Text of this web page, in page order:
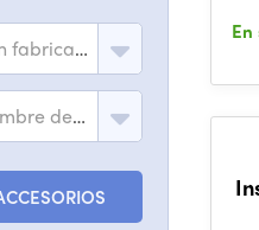
Seleccione un fabricante
Escriba el nombre del modelo